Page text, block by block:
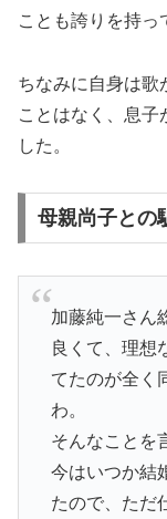
ことも誇りを持っ
ちなみに自身は歌
ことはなく、息子
した。
母親尚子との
加藤純一さん
良くて、理想
てたのが全く
わ。
そんなことを
今はいつか結
たので、ただ